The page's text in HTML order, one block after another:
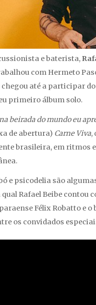
e baterista,
com Hermeto
chegou até a participar
primeiro álbum solo.
beirada do mundo eu
de abertura) Carne Viva,
brasileira, em ritmos
e psicodelia são
qual Rafael Beibe contou
Félix Robatto e
os convidados